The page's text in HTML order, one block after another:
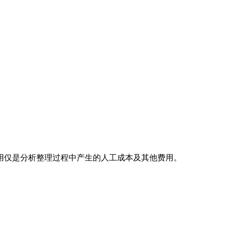
是分析整理过程中产生的人工成本及其他费用。